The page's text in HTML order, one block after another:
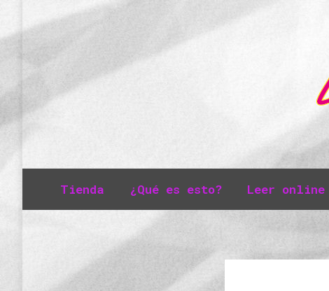
Tienda ¿Qué es esto? Leer online